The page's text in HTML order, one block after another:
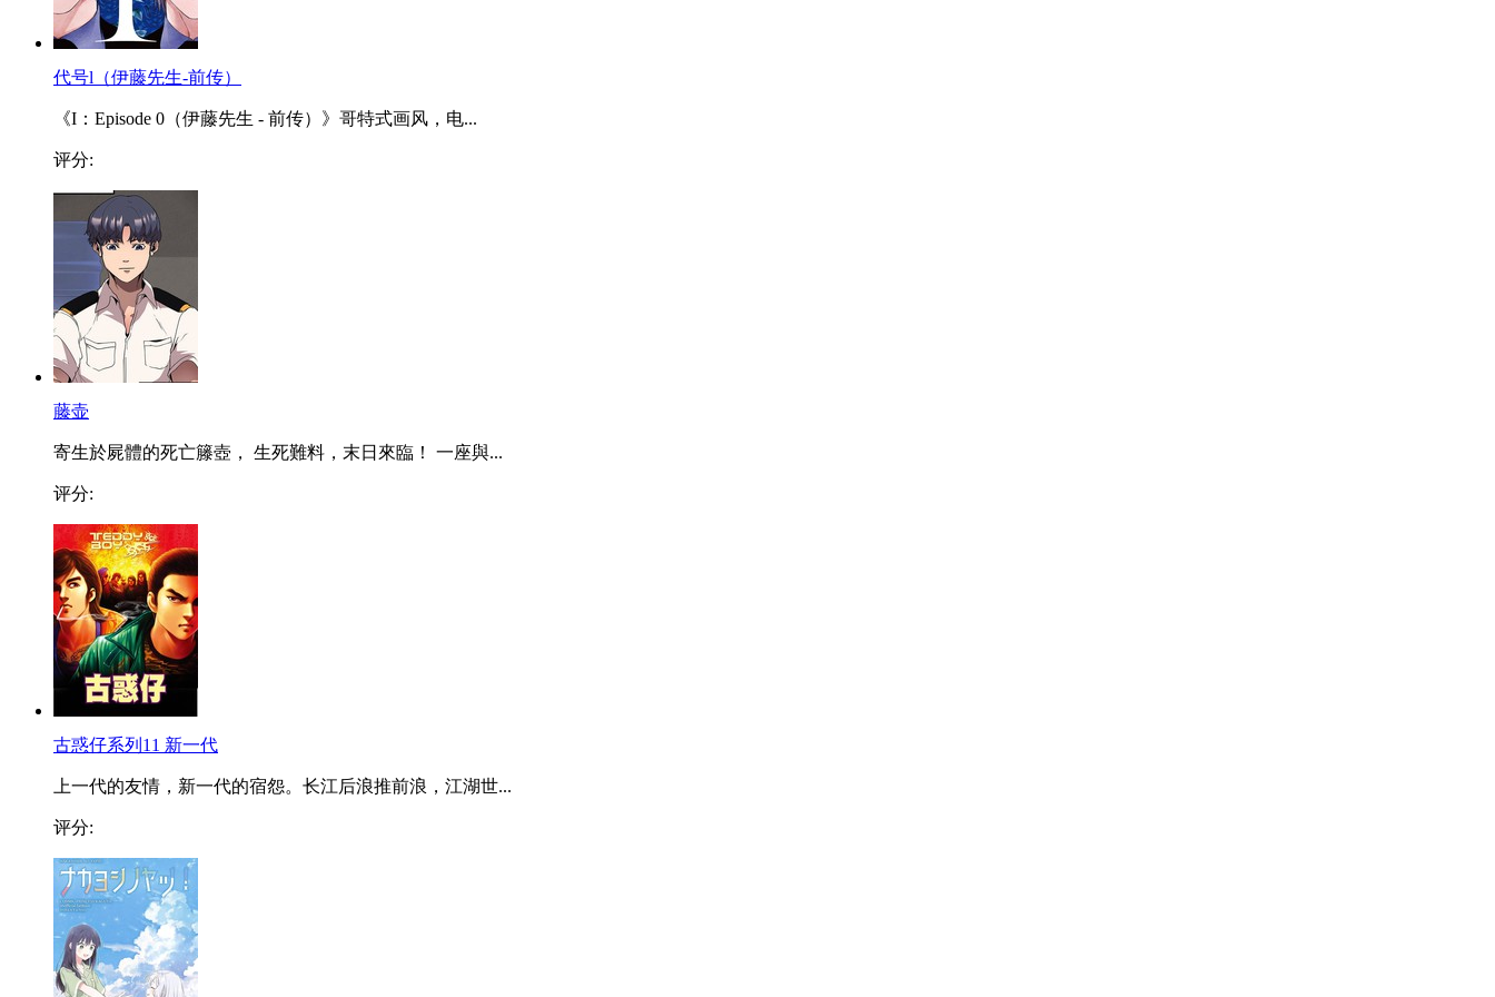
代号l（伊藤先生-前传）
《I：Episode 0（伊藤先生 - 前传）》哥特式画风，电...
评分:
藤壶
寄生於屍體的死亡籐壺， 生死難料，末日來臨！ 一座與...
评分:
古惑仔系列11 新一代
上一代的友情，新一代的宿怨。长江后浪推前浪，江湖世...
评分: